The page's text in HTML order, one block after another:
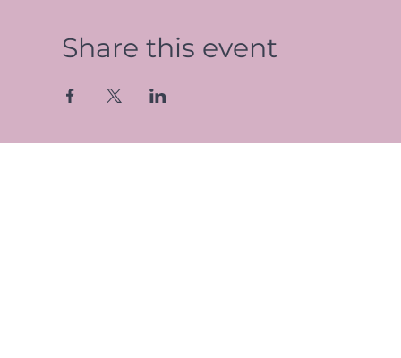
Share this event